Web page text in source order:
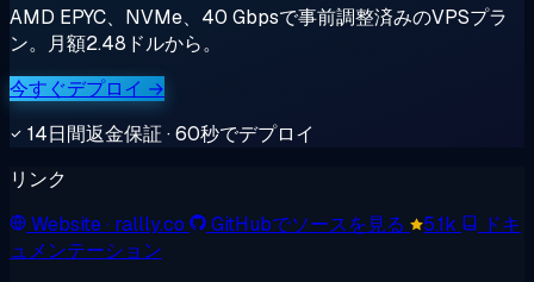
AMD EPYC、NVMe、40 Gbpsで事前調整済みのVPSプラ
ン。月額2.48ドルから。
今すぐデプロイ →
14日間返金保証 · 60秒でデプロイ
リンク
Website· rallly.co GitHubでソースを見る 5.1k
ドキ
ュメンテーション